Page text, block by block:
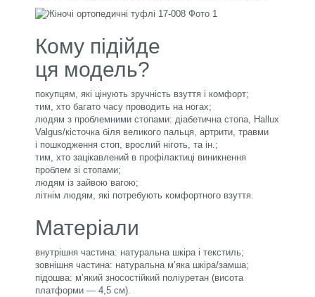
Кому підійде
ця модель?
покупцям, які цінують зручність взуття і комфорт;
тим, хто багато часу проводить на ногах;
людям з проблемними стопами: діабетична стопа, Hаllux
Valgus/кісточка біля великого пальця, артрити, травми
і пошкодження стоп, врослий ніготь, та ін.;
тим, хто зацікавлений в профілактиці виникнення
проблем зі стопами;
людям із зайвою вагою;
літнім людям, які потребують комфортного взуття.
Матеріали
внутрішня частина: натуральна шкіра і текстиль;
зовнішня частина: натуральна м’яка шкіра/замша;
підошва: м’який зносостійкий поліуретан (висота
платформи — 4,5 см).